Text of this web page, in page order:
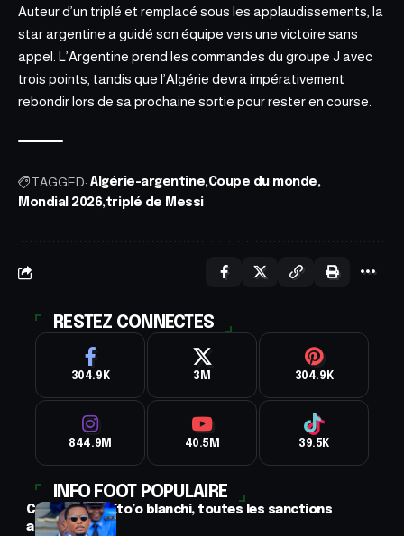
Auteur d’un triplé et remplacé sous les applaudissements, la
star argentine a guidé son équipe vers une victoire sans
appel. L’Argentine prend les commandes du groupe J avec
trois points, tandis que l’Algérie devra impérativement
rebondir lors de sa prochaine sortie pour rester en course.
TAGGED: Algérie-argentine Coupe du monde
Mondial 2026 triplé de Messi
RESTEZ CONNECTES
304.9K 3M 304.9K
844.9M 40.5M 39.5K
INFO FOOT POPULAIRE
CAF : Samuel Eto’o blanchi, toutes les sanctions
annulées